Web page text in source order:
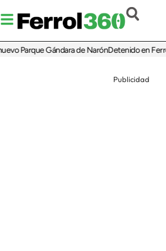
Parque Gándara de NarónDetenido en Ferrol
Publicidad